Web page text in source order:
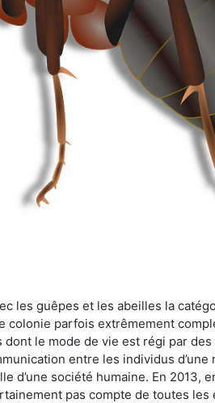
les guêpes et les abeilles la
parfois extrêmement
le mode de vie est régi par
entre les individus
d’une société humaine. En
pas compte de toutes